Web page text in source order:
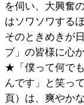
を伺い、大興奮
はソワソワする
そのときめきが
ブ」の皆様に心
★「僕って何で
んです」と笑っ
頁）は、爽やか